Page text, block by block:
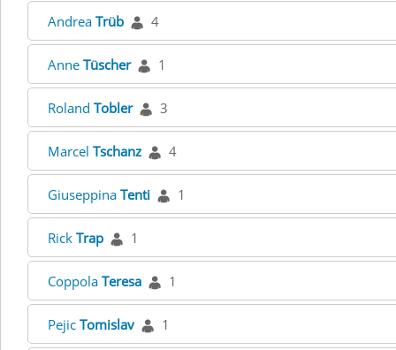
Andrea Trüb 4
Anne Tüscher 1
Roland Tobler 3
Marcel Tschanz 4
Giuseppina Tenti 1
Rick Trap 1
Coppola Teresa 1
Pejic Tomislav 1